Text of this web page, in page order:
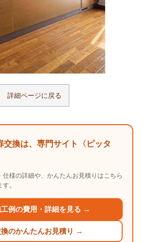
詳細ページに戻る
交換は、専門サイト〈ピッタ
仕様の詳細や、かんたんお見積りはこちら
。
例の費用・詳細を見る →
換のかんたんお見積り →